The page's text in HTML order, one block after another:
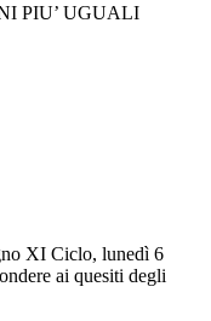
PIU’ UGUALI
XI Ciclo, lunedì 6
ai quesiti degli